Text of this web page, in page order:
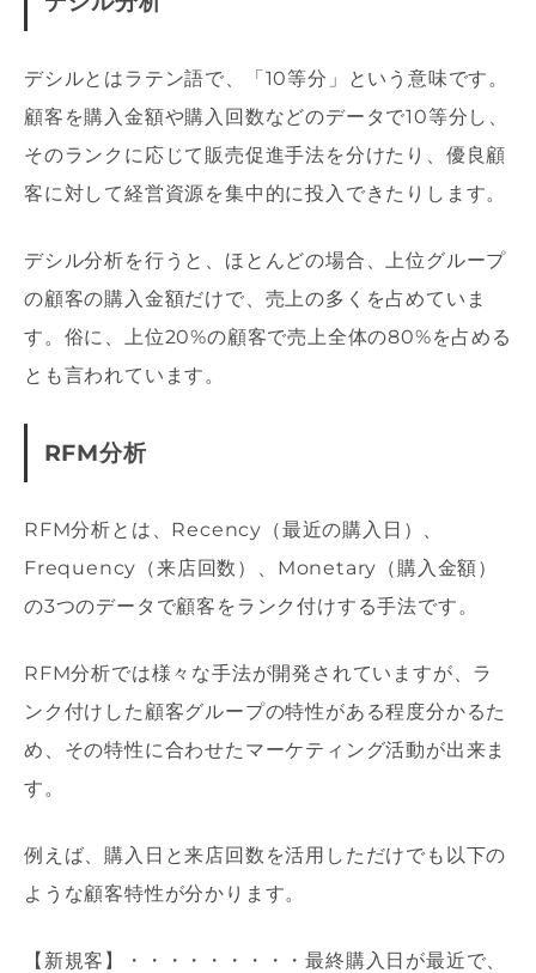
デシルとはラテン語で、「10等分」という意味です。
顧客を購入金額や購入回数などのデータで10等分し、
そのランクに応じて販売促進手法を分けたり、優良顧
客に対して経営資源を集中的に投入できたりします。
デシル分析を行うと、ほとんどの場合、上位グループ
の顧客の購入金額だけで、売上の多くを占めていま
す。俗に、上位20%の顧客で売上全体の80%を占める
とも言われています。
RFM分析
RFM分析とは、Recency（最近の購入日）、
Frequency（来店回数）、Monetary（購入金額）
の3つのデータで顧客をランク付けする手法です。
RFM分析では様々な手法が開発されていますが、ラ
ンク付けした顧客グループの特性がある程度分かるた
め、その特性に合わせたマーケティング活動が出来ま
す。
例えば、購入日と来店回数を活用しただけでも以下の
ような顧客特性が分かります。
【新規客】・・・・・・・・・最終購入日が最近で、